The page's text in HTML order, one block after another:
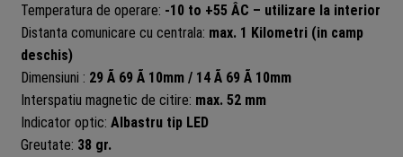
Temperatura de operare: -10 to +55 ÂC – utilizare la interior
Distanta comunicare cu centrala: max. 1 Kilometri (in camp
deschis)
Dimensiuni : 29 Ã 69 Ã 10mm / 14 Ã 69 Ã 10mm
Interspatiu magnetic de citire: max. 52 mm
Indicator optic: Albastru tip LED
Greutate: 38 gr.